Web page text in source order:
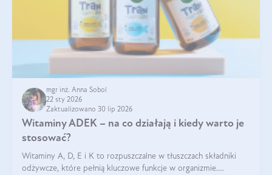
mgr inż. Anna Sobol
22 sty 2026
Zaktualizowano 30 lip 2026
Witaminy ADEK – na co działają i kiedy warto je
stosować?
Witaminy A, D, E i K to rozpuszczalne w tłuszczach składniki
odżywcze, które pełnią kluczowe funkcje w organizmie.